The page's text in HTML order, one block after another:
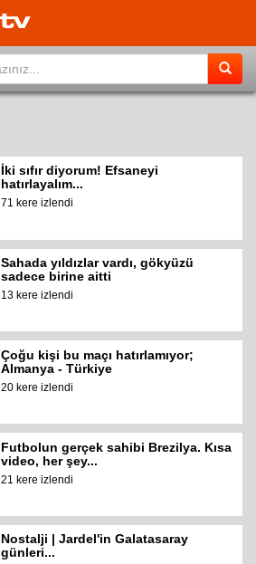
İki sıfır diyorum! Efsaneyi
hatırlayalım...
71 kere izlendi
Sahada yıldızlar vardı, gökyüzü
sadece birine aitti
13 kere izlendi
Çoğu kişi bu maçı hatırlamıyor;
Almanya - Türkiye
20 kere izlendi
Futbolun gerçek sahibi Brezilya. Kısa
video, her şey...
21 kere izlendi
Nostalji | Jardel'in Galatasaray
günleri...